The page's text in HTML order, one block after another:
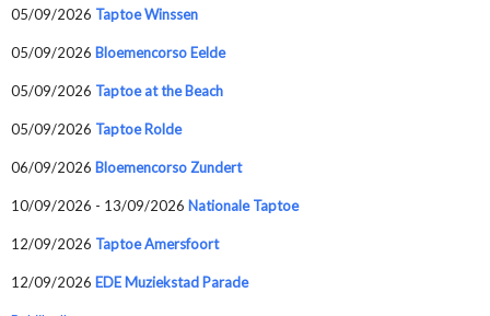
05/09/2026 Taptoe Winssen
05/09/2026 Bloemencorso Eelde
05/09/2026 Taptoe at the Beach
05/09/2026 Taptoe Rolde
06/09/2026 Bloemencorso Zundert
10/09/2026 - 13/09/2026 Nationale Taptoe
12/09/2026 Taptoe Amersfoort
12/09/2026 EDE Muziekstad Parade